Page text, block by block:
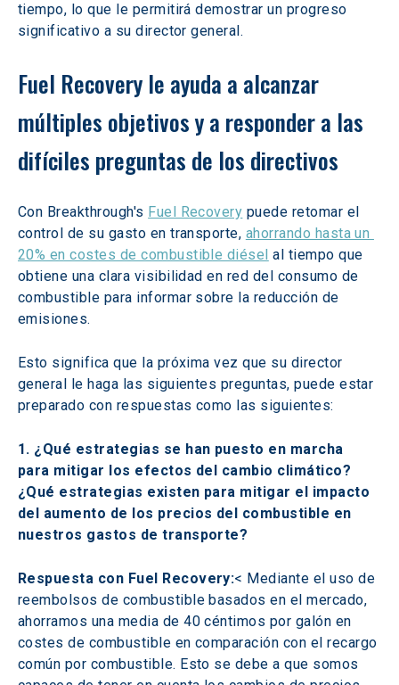
tiempo, lo que le permitirá demostrar un progreso
significativo a su director general.
Fuel Recovery le ayuda a alcanzar
múltiples objetivos y a responder a las
difíciles preguntas de los directivos
Con Breakthrough's Fuel Recovery puede retomar el
control de su gasto en transporte, ahorrando hasta un
20% en costes de combustible diésel al tiempo que
obtiene una clara visibilidad en red del consumo de
combustible para informar sobre la reducción de
emisiones.
Esto significa que la próxima vez que su director
general le haga las siguientes preguntas, puede estar
preparado con respuestas como las siguientes:
1. ¿Qué estrategias se han puesto en marcha
para mitigar los efectos del cambio climático?
¿Qué estrategias existen para mitigar el impacto
del aumento de los precios del combustible en
nuestros gastos de transporte?
Respuesta con Fuel Recovery:< Mediante el uso de
reembolsos de combustible basados en el mercado,
ahorramos una media de 40 céntimos por galón en
costes de combustible en comparación con el recargo
común por combustible. Esto se debe a que somos